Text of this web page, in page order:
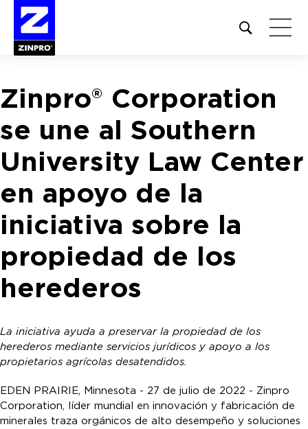
Open
site
Buscar:
Zinpro® Corporation
se une al Southern
University Law Center
en apoyo de la
iniciativa sobre la
propiedad de los
herederos
La iniciativa ayuda a preservar la propiedad de los
herederos mediante servicios jurídicos y apoyo a los
propietarios agrícolas desatendidos.
EDEN PRAIRIE, Minnesota - 27 de julio de 2022 - Zinpro
Corporation, líder mundial en innovación y fabricación de
minerales traza orgánicos de alto desempeño y soluciones